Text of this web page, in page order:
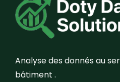
Analyse des donnés au
bâtiment .